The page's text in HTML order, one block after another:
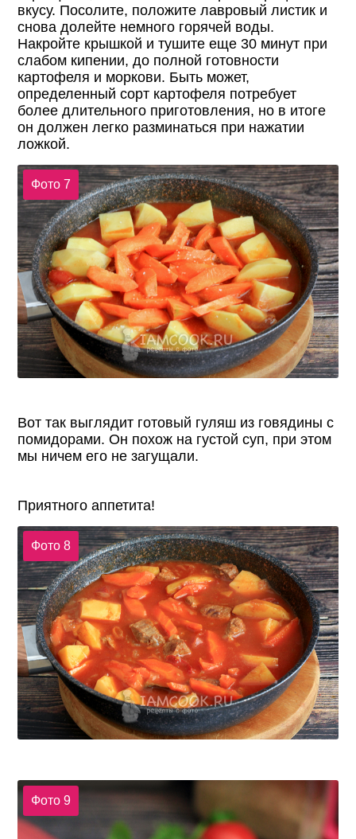
вкусу. Посолите, положите лавровый листик и
снова долейте немного горячей воды.
Накройте крышкой и тушите еще 30 минут при
слабом кипении, до полной готовности
картофеля и моркови. Быть может,
определенный сорт картофеля потребует
более длительного приготовления, но в итоге
он должен легко разминаться при нажатии
ложкой.
Фото 7
Вот так выглядит готовый гуляш из говядины с
помидорами. Он похож на густой суп, при этом
мы ничем его не загущали.
Приятного аппетита!
Фото 8
Фото 9